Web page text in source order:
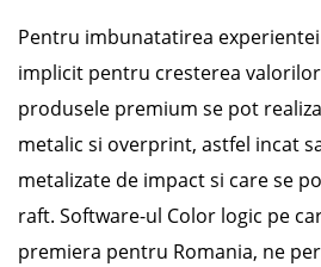
Pentru imbunatatirea
implicit pentru cresterea
produsele premium se pot
metalic si overprint, astfel incat
metalizate de impact si care se
raft. Software-ul Color logic pe
premiera pentru Romania, ne